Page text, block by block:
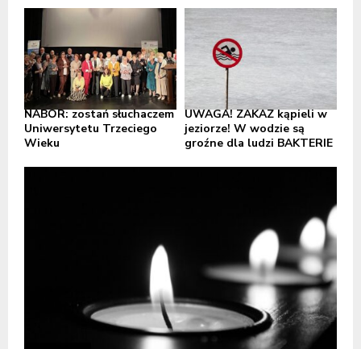
NABÓR: zostań słuchaczem
Uniwersytetu Trzeciego
Wieku
UWAGA! ZAKAZ kąpieli w
jeziorze! W wodzie są
groźne dla ludzi BAKTERIE